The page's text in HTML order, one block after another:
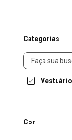
Categorias
Categorias
Vestuário
Cor